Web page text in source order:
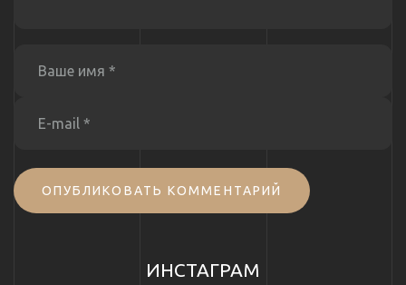
ОПУБЛИКОВАТЬ КОММЕНТАРИЙ
ИНСТАГРАМ